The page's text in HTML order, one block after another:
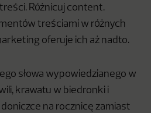
Różnicuj content.
treściami w różnych
oferuje ich aż nadto.
słowa wypowiedzianego w
krawatu w biedronki i
na rocznicę zamiast